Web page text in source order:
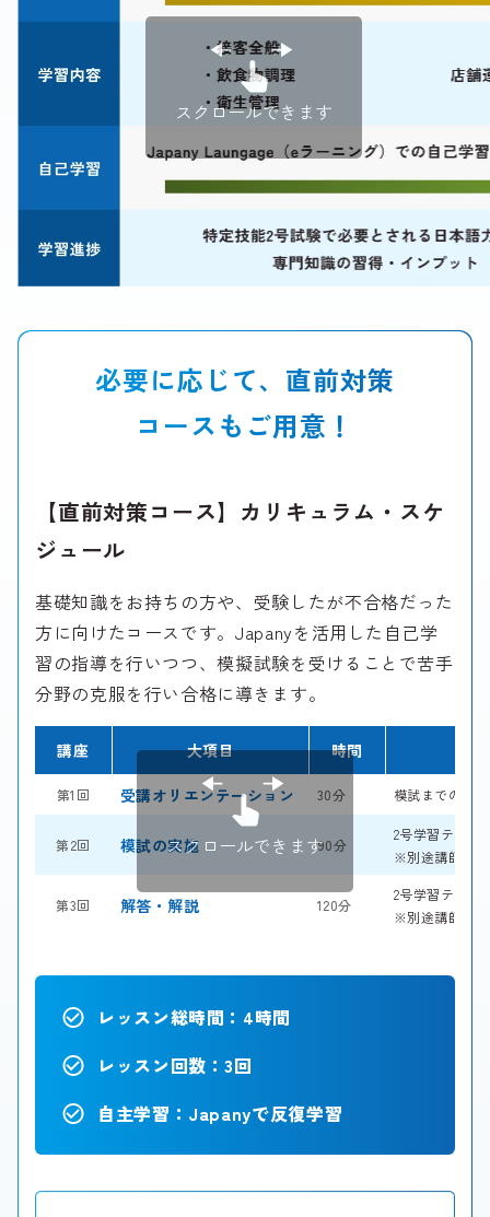
スクロールできます
必要に応じて、直前対策
コースもご用意！
【直前対策コース】カリキュラム・スケ
ジュール
基礎知識をお持ちの方や、受験したが不合格だった
方に向けたコースです。Japanyを活用した自己学
習の指導を行いつつ、模擬試験を受けることで苦手
分野の克服を行い合格に導きます。
講座 大項目 時間
第1回 受講オリエンテーション 30分 模試までの勉
第2回 模試の実施 90分
2号学習テキス
※別途講師が
第3回 解答・解説 120分
2号学習テキス
※別途講師が
スクロールできます
レッスン総時間：4時間
レッスン回数：3回
自主学習：Japanyで反復学習